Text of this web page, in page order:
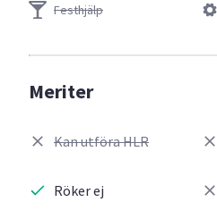
Festhjälp
Meriter
Kan utföra HLR
Röker ej